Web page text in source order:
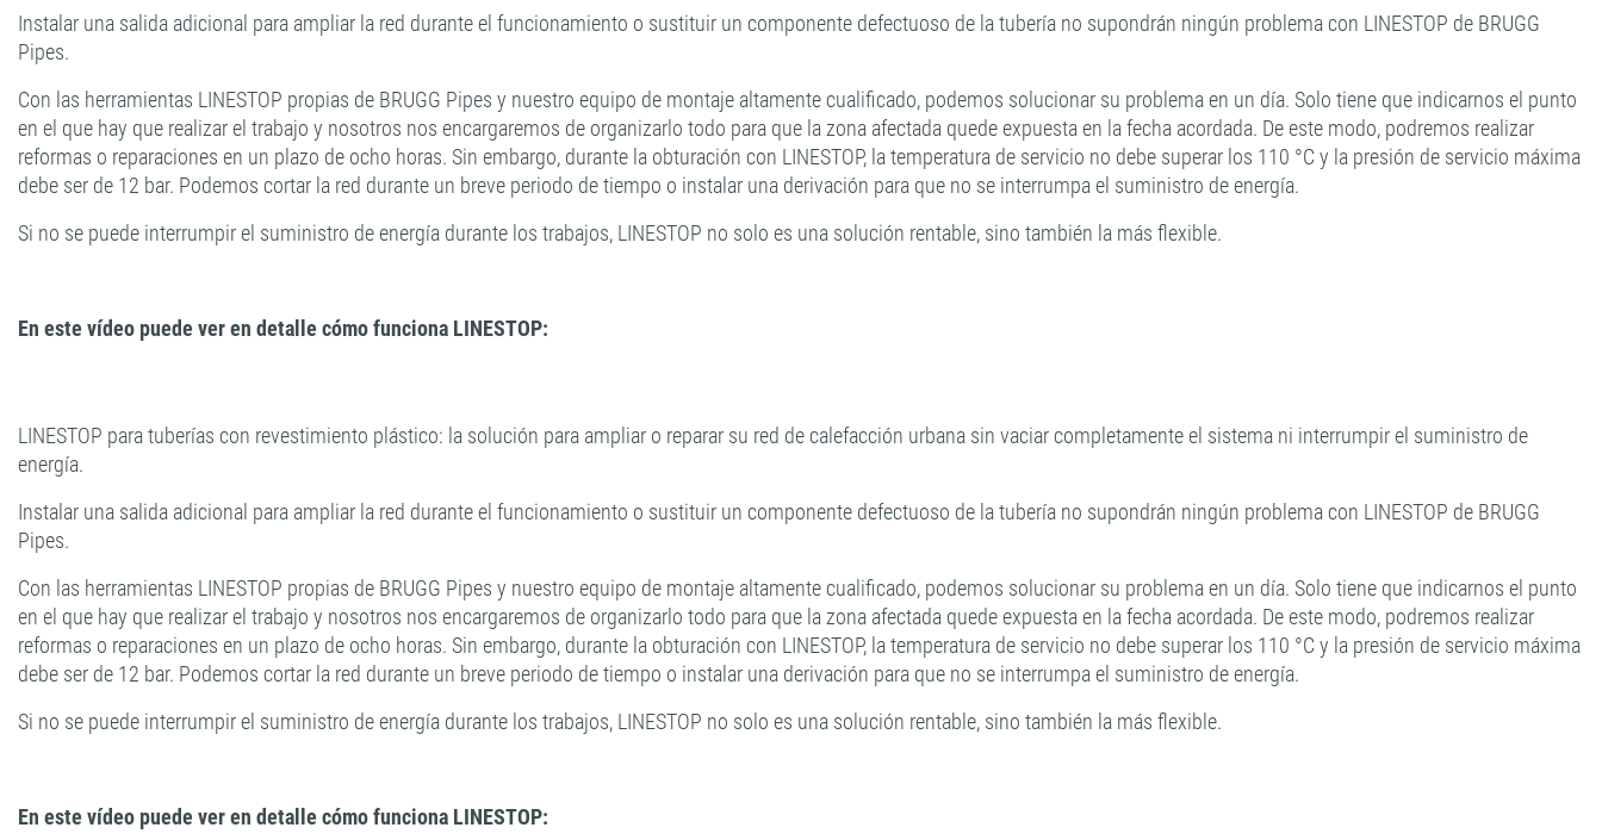
Instalar una salida adicional para ampliar la red durante el funcionamiento o sustituir un componente defectuoso de la tubería no supondrán ningún problema con LINESTOP de BRUGG
Pipes.
Con las herramientas LINESTOP propias de BRUGG Pipes y nuestro equipo de montaje altamente cualificado, podemos solucionar su problema en un día. Solo tiene que indicarnos el punto
en el que hay que realizar el trabajo y nosotros nos encargaremos de organizarlo todo para que la zona afectada quede expuesta en la fecha acordada. De este modo, podremos realizar
reformas o reparaciones en un plazo de ocho horas. Sin embargo, durante la obturación con LINESTOP, la temperatura de servicio no debe superar los 110 °C y la presión de servicio máxima
debe ser de 12 bar. Podemos cortar la red durante un breve periodo de tiempo o instalar una derivación para que no se interrumpa el suministro de energía.
Si no se puede interrumpir el suministro de energía durante los trabajos, LINESTOP no solo es una solución rentable, sino también la más flexible.
En este vídeo puede ver en detalle cómo funciona LINESTOP:
LINESTOP para tuberías con revestimiento plástico: la solución para ampliar o reparar su red de calefacción urbana sin vaciar completamente el sistema ni interrumpir el suministro de
energía.
Instalar una salida adicional para ampliar la red durante el funcionamiento o sustituir un componente defectuoso de la tubería no supondrán ningún problema con LINESTOP de BRUGG
Pipes.
Con las herramientas LINESTOP propias de BRUGG Pipes y nuestro equipo de montaje altamente cualificado, podemos solucionar su problema en un día. Solo tiene que indicarnos el punto
en el que hay que realizar el trabajo y nosotros nos encargaremos de organizarlo todo para que la zona afectada quede expuesta en la fecha acordada. De este modo, podremos realizar
reformas o reparaciones en un plazo de ocho horas. Sin embargo, durante la obturación con LINESTOP, la temperatura de servicio no debe superar los 110 °C y la presión de servicio máxima
debe ser de 12 bar. Podemos cortar la red durante un breve periodo de tiempo o instalar una derivación para que no se interrumpa el suministro de energía.
Si no se puede interrumpir el suministro de energía durante los trabajos, LINESTOP no solo es una solución rentable, sino también la más flexible.
En este vídeo puede ver en detalle cómo funciona LINESTOP: